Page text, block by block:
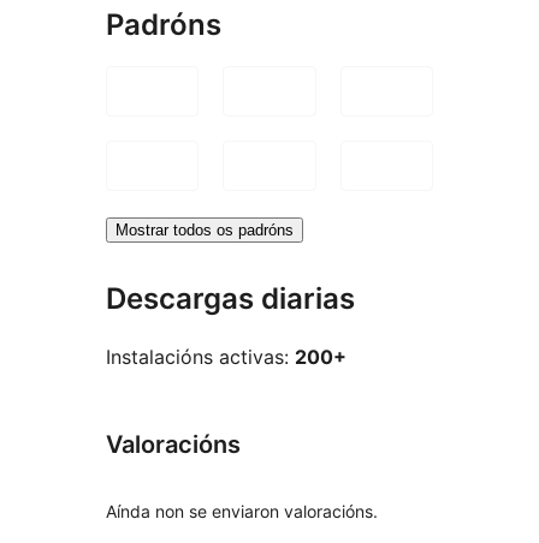
Padróns
Mostrar todos os padróns
Descargas diarias
Instalacións activas: 200+
Valoracións
Aínda non se enviaron valoracións.